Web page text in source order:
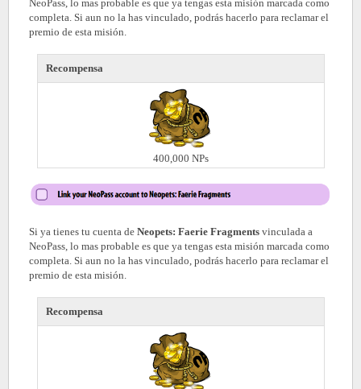
NeoPass, lo mas probable es que ya tengas esta misión marcada como
completa. Si aun no la has vinculado, podrás hacerlo para reclamar el
premio de esta misión.
Recompensa
400,000 NPs
Si ya tienes tu cuenta de Neopets: Faerie Fragments vinculada a
NeoPass, lo mas probable es que ya tengas esta misión marcada como
completa. Si aun no la has vinculado, podrás hacerlo para reclamar el
premio de esta misión.
Recompensa